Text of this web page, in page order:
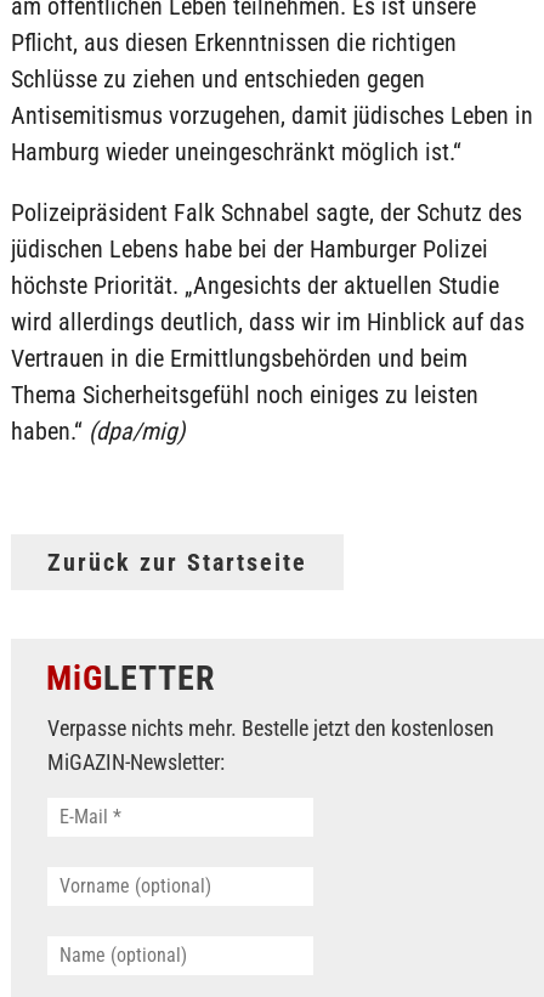
am öffentlichen Leben teilnehmen. Es ist unsere
Pflicht, aus diesen Erkenntnissen die richtigen
Schlüsse zu ziehen und entschieden gegen
Antisemitismus vorzugehen, damit jüdisches Leben in
Hamburg wieder uneingeschränkt möglich ist.“
Polizeipräsident Falk Schnabel sagte, der Schutz des
jüdischen Lebens habe bei der Hamburger Polizei
höchste Priorität. „Angesichts der aktuellen Studie
wird allerdings deutlich, dass wir im Hinblick auf das
Vertrauen in die Ermittlungsbehörden und beim
Thema Sicherheitsgefühl noch einiges zu leisten
haben.“ (dpa/mig)
Zurück zur Startseite
MiGLETTER
Verpasse nichts mehr. Bestelle jetzt den kostenlosen
MiGAZIN-Newsletter: